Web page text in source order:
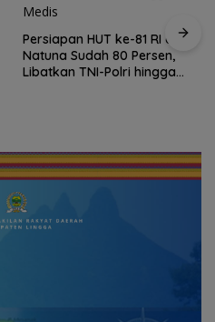
Persiapan HUT ke-81 RI di
Natuna Sudah 80 Persen,
Libatkan TNI-Polri hingga